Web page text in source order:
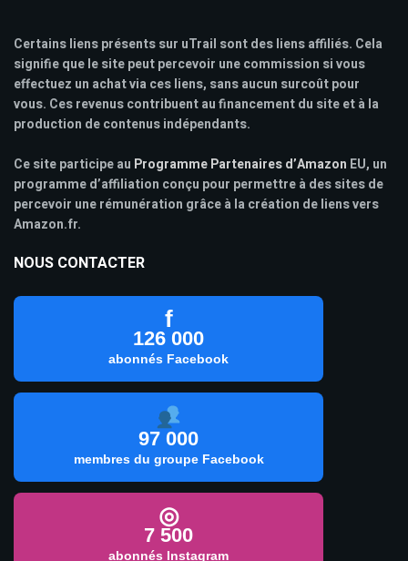
Certains liens présents sur uTrail sont des liens affiliés. Cela
signifie que le site peut percevoir une commission si vous
effectuez un achat via ces liens, sans aucun surcoût pour
vous. Ces revenus contribuent au financement du site et à la
production de contenus indépendants.
Ce site participe au Programme Partenaires d’Amazon EU, un
programme d’affiliation conçu pour permettre à des sites de
percevoir une rémunération grâce à la création de liens vers
Amazon.fr.
NOUS CONTACTER
f
126 000
abonnés Facebook
97 000
membres du groupe Facebook
◎
7 500
abonnés Instagram